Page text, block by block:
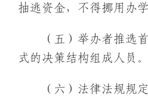
抽逃资金，不得挪用办学
（五）举办者推选
式的决策结构组成人员。
（六）法律法规规